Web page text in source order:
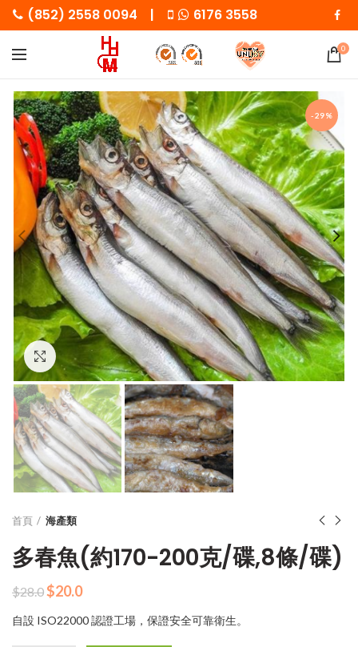
(852) 2558 0094 | 6176 3558
0
-29%
Click to enlarge
首頁 海產類
多春魚(約170-200克/碟,8條/碟)
$28.0 原
價
$20.0目
價
自設 ISO22000 認證工場，保證安全可靠衛生。